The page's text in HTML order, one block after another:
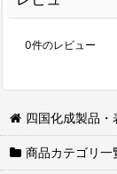
0件のレビュー
四国化成製品
商品カテゴリ一